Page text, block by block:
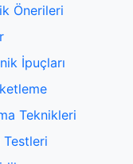
Önerileri
İpuçları
Teknikleri